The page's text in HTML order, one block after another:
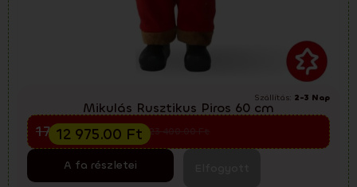
Szállítás: 2-3 Nap
Mikulás Rusztikus Piros 60 cm
Előkarácsonyi kiárusítás
23 400.00
17 300.00Ft
12 975.00 Ft
A fa részletei